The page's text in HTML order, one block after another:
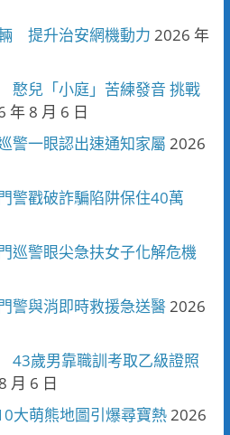
提升治安網機動力 2026 年
兒「小庭」苦練發音 挑戰
年 8 月 6 日
一眼認出速通知家屬 2026
警戳破詐騙陷阱保住40萬
警眼尖急扶女子化解危機
與消即時救援急送醫2026
歲男靠職訓考取乙級證照
月 6 日
大萌熊地圖引爆尋寶熱2026